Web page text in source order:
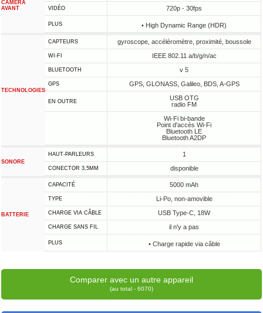
CAMÉRA
AVANT
VIDÉO 720p - 30fps
PLUS • High Dynamic Range (HDR)
TECHNOLOGIES
CAPTEURS gyroscope, accéléromètre, proximité, boussole
WI-FI IEEE 802.11 a/b/g/n/ac
BLUETOOTH v 5
GPS GPS, GLONASS, Galileo, BDS, A-GPS
EN OUTRE
USB OTG
radio FM
Wi-Fi bi-bande
Point d'accès Wi-Fi
Bluetooth LE
Bluetooth A2DP
SONORE
HAUT-PARLEURS 1
CONECTOR 3,5MM disponible
BATTERIE
CAPACITÉ 5000 mAh
TYPE Li-Po, non-amovible
CHARGE VIA CÂBLE USB Type-C, 18W
CHARGE SANS FIL il n'y a pas
PLUS • Charge rapide via câble
Comparer avec un autre appareil
(au total - 6070)